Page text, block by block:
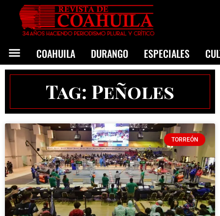
COAHUILA DURANGO ESPECIALES
Tag: Peñoles
TORREÓN